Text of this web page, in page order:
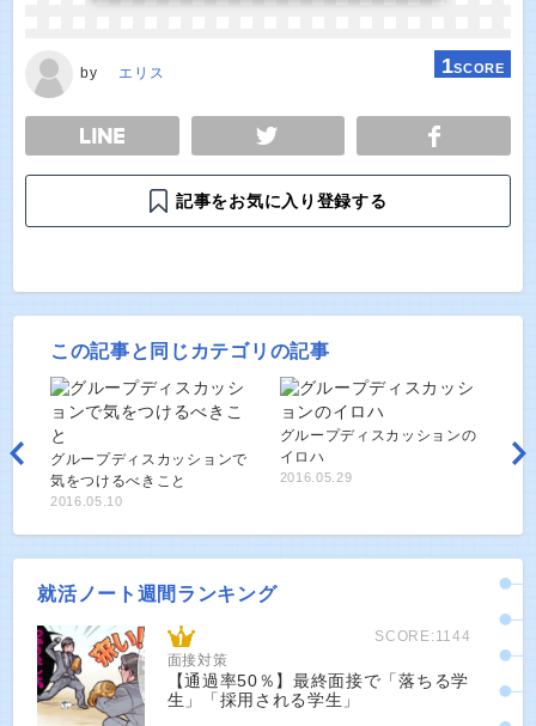
by エリス 1SCORE
TWEET
記事をお気に入り登録する
この記事と同じカテゴリの記事
グループディスカッションで
気をつけるべきこと
2016.05.10
グループディスカッションの
イロハ
2016.05.29
就活ノート週間ランキング
SCORE:1144
面接対策
【通過率50％】最終面接で「落ちる学
生」「採用される学生」